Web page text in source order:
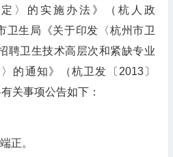
〉的实施办法》（杭人政
卫生局《关于印发〈杭州市卫
聘卫生技术高层次和紧缺专业
的通知》（杭卫发〔2013〕
关事项公告如下：
正。